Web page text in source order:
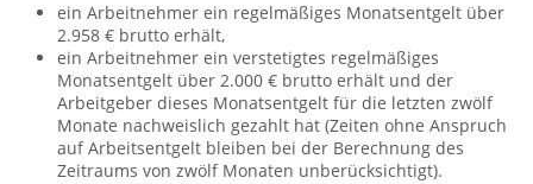
ein Arbeitnehmer ein regelmäßiges Monatsentgelt über
2.958 € brutto erhält,
ein Arbeitnehmer ein verstetigtes regelmäßiges
Monatsentgelt über 2.000 € brutto erhält und der
Arbeitgeber dieses Monatsentgelt für die letzten zwölf
Monate nachweislich gezahlt hat (Zeiten ohne Anspruch
auf Arbeitsentgelt bleiben bei der Berechnung des
Zeitraums von zwölf Monaten unberücksichtigt).